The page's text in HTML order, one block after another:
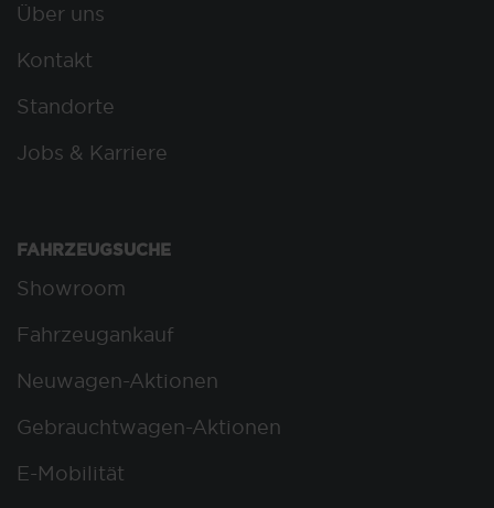
Über uns
Kontakt
Standorte
Jobs & Karriere
FAHRZEUGSUCHE
Showroom
Fahrzeugankauf
Neuwagen-Aktionen
Gebrauchtwagen-Aktionen
E-Mobilität